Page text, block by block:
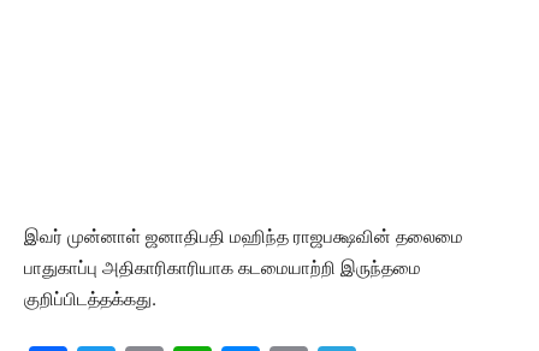
இவர் முன்னாள் ஜனாதிபதி மஹிந்த ராஜபக்ஷவின் தலைமை
பாதுகாப்பு அதிகாரிகாரியாக கடமையாற்றி இருந்தமை
குறிப்பிடத்தக்கது.